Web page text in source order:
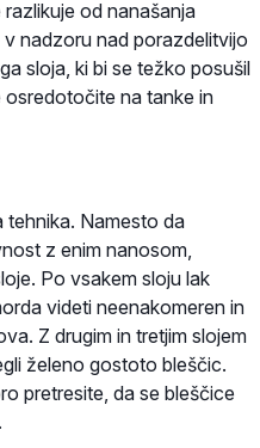
od nanašanja
nadzoru nad porazdelitvijo
sloja, ki bi se težko posušil
na tanke in
Namesto da
z enim nanosom,
Po vsakem sloju lak
videti neenakomeren in
Z drugim in tretjim slojem
želeno gostoto bleščic.
pretresite, da se bleščice